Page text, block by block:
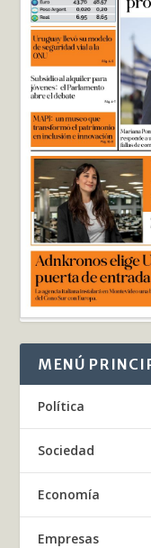
MENÚ
Política
Sociedad
Economía
Empresas